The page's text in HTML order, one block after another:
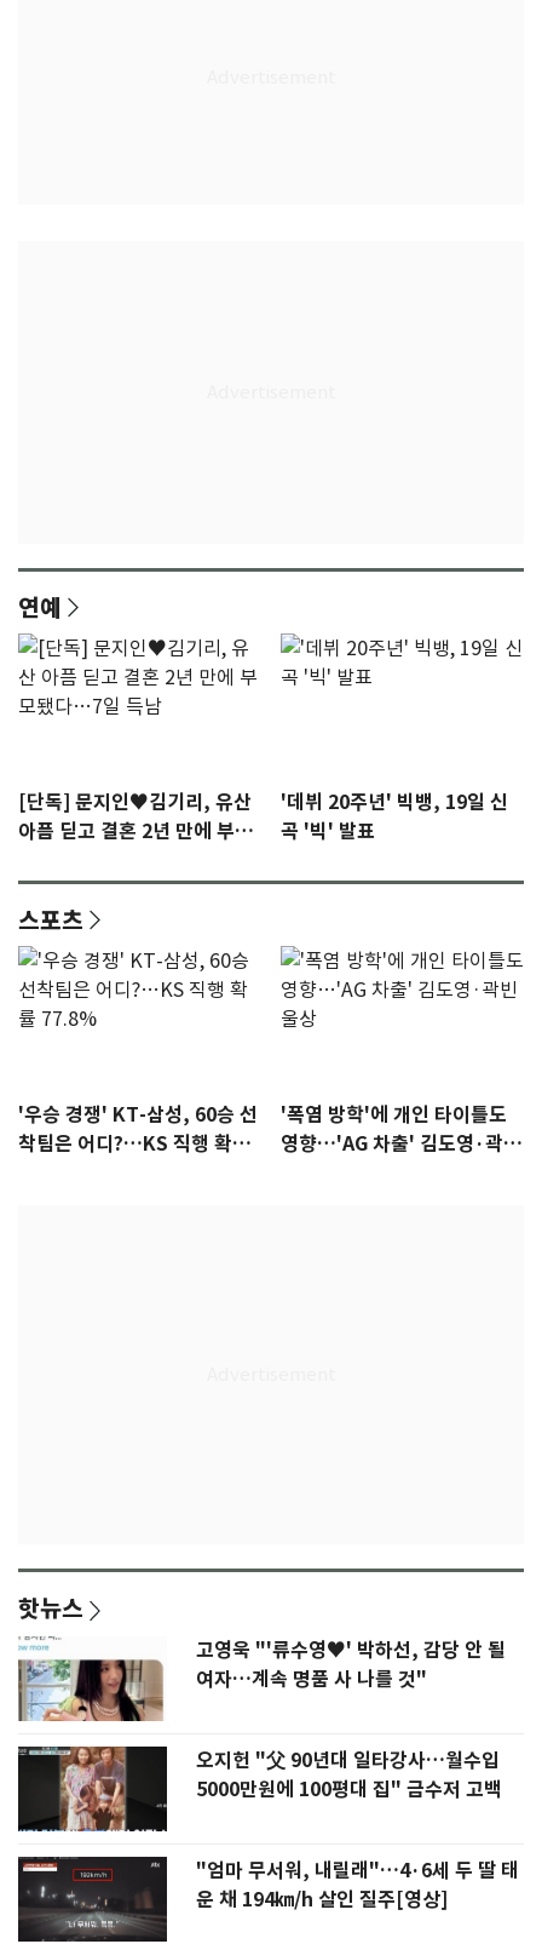
연예
[단독] 문지인♥김기리, 유산
아픔 딛고 결혼 2년 만에 부모
'데뷔 20주년' 빅뱅, 19일 신
곡 '빅' 발표
스포츠
'우승 경쟁' KT-삼성, 60승 선
착팀은 어디?…KS 직행 확률
'폭염 방학'에 개인 타이틀도
영향…'AG 차출' 김도영·곽빈
핫뉴스
고영욱 "'류수영♥' 박하선, 감당 안 될
여자…계속 명품 사 나를 것"
오지헌 "父 90년대 일타강사…월수입
5000만원에 100평대 집" 금수저 고백
"엄마 무서워, 내릴래"…4·6세 두 딸 태
운 채 194㎞/h 살인 질주[영상]